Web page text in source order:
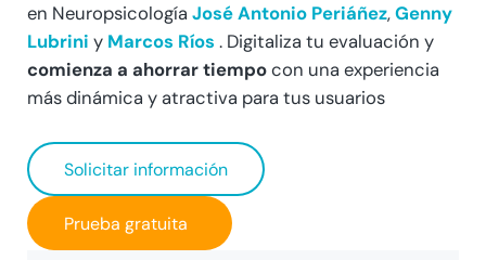
en NeuropsicologíaJosé Antonio Periáñez,Genny
Lubrini y Marcos Ríos . Digitaliza tu evaluación y
comienza a ahorrar tiempocon una experiencia
más dinámica y atractiva para tus usuarios
Solicitar información
Prueba gratuita